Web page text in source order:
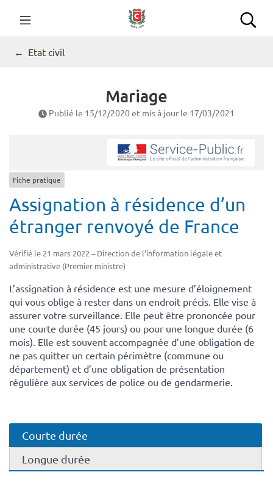
contenu
Commune de Seillans
Etat civil
Mariage
Publié le 15/12/2020et mis à jour le 17/03/2021
Fiche pratique
Assignation à résidence d’un
étranger renvoyé de France
Vérifié le 21 mars 2022 – Direction de l’information légale et
administrative (Premier ministre)
L’assignation à résidence est une mesure d’éloignement
qui vous oblige à rester dans un endroit précis. Elle vise à
assurer votre surveillance. Elle peut être prononcée pour
une courte durée (45 jours) ou pour une longue durée (6
mois). Elle est souvent accompagnée d’une obligation de
ne pas quitter un certain périmètre (commune ou
département) et d’une obligation de présentation
régulière aux services de police ou de gendarmerie.
Courte durée
Longue durée